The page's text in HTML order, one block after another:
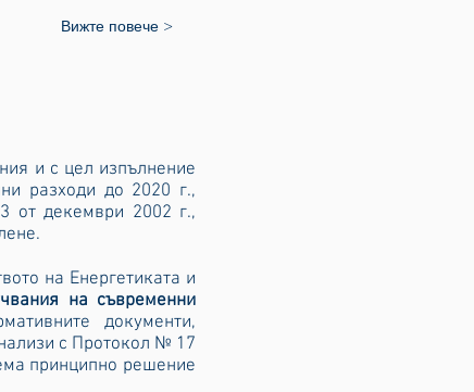
Вижте повече >
и с цел изпълнение
разходи до 2020 г.,
от декември 2002 г.,
на Енергетиката и
на съвременни
документи,
с Протокол № 17
принципно решение